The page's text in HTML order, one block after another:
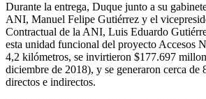
Durante la entrega, Duque junto a su
ANI, Manuel Felipe Gutiérrez y el
Contractual de la ANI, Luis Eduardo
esta unidad funcional del proyecto Accesos
4,2 kilómetros, se invirtieron $177.697
diciembre de 2018), y se generaron cerca de
directos e indirectos.